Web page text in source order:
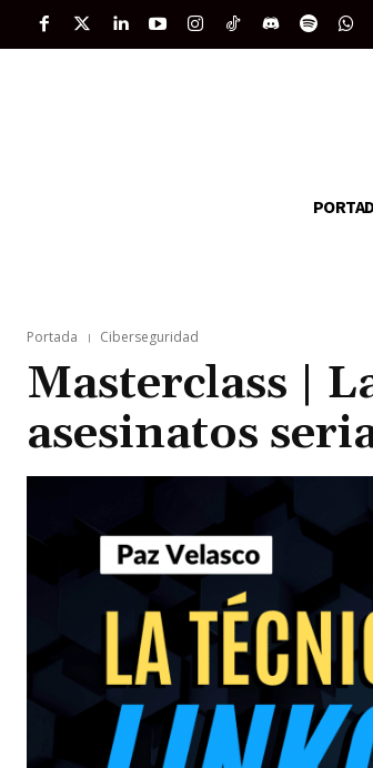
Portada Ciberseguridad
Masterclass |
asesinatos